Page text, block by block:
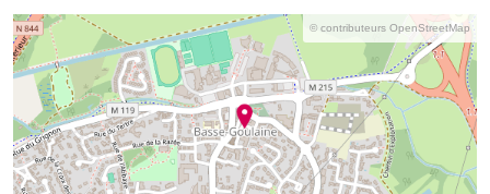
© contributeurs OpenStreetMap